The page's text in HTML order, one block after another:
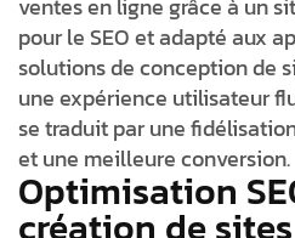
ventes en ligne grâce à un
pour le SEO et adapté aux
solutions de conception de
une expérience utilisateur
se traduit par une
et une meilleure conversion.
Optimisation